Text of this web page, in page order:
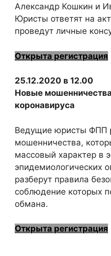
Александр Кошкин и
Юристы ответят на
проведут личные
Открыта регистрация
25.12.2020 в 12.00
Новые
коронавируса
Ведущие юристы ФПП
мошенничества,
массовый характер в
эпидемиологических
разберут правила
соблюдение которых
обмана.
Открыта регистрация